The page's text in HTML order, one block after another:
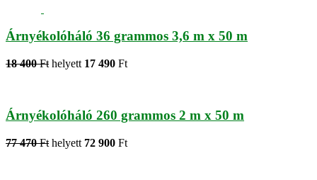
Árnyékolóháló 36 grammos 3,6 m x 50 m
18 400 Ft helyett 17 490 Ft
Árnyékolóháló 260 grammos 2 m x 50 m
77 470 Ft helyett 72 900 Ft